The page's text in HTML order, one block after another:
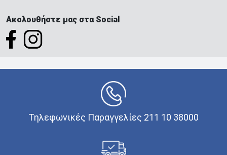
Ακολουθήστε μας στα Social
Τηλεφωνικές Παραγγελίες 211 10 38000